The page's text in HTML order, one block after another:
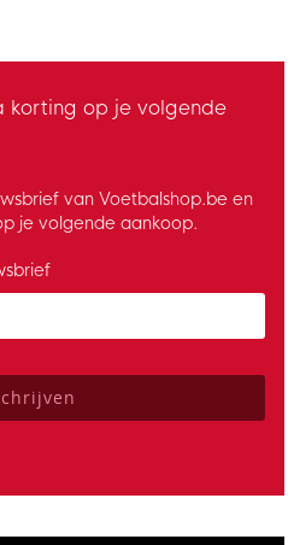
korting op je volgende
van Voetbalshop.be en
je volgende aankoop.
the privacy policy to subscribe to